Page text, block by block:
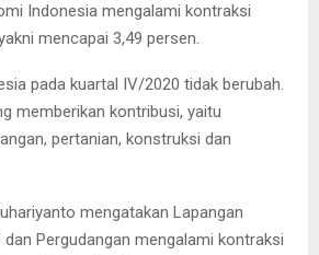
Indonesia mengalami kontraksi
mencapai 3,49 persen.
pada kuartal IV/2020 tidak berubah.
memberikan kontribusi, yaitu
pertanian, konstruksi dan
mengatakan Lapangan
Pergudangan mengalami kontraksi